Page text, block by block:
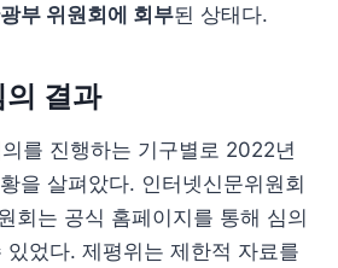
부 위원회에 회부된 상태다.
의 결과
를 진행하는 기구별로 2022년
을 살펴았다. 인터넷신문위원회
회는 공식 홈페이지를 통해 심의
있었다. 제평위는 제한적 자료를